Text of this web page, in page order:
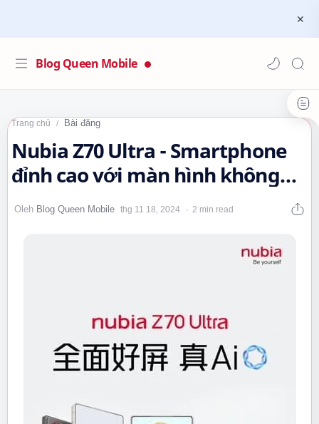
Blog Queen Mobile
Trang chủ Bài đăng
Nubia Z70 Ultra - Smartphone
đỉnh cao với màn hình không
giới hạn!
2 min read